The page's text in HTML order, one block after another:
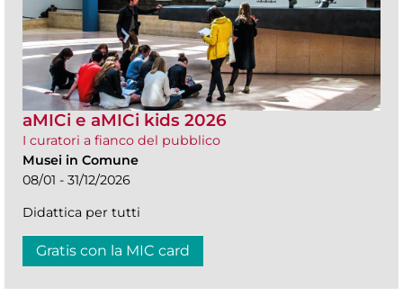
aMICi e aMICi kids 2026
I curatori a fianco del pubblico
Musei in Comune
08/01 - 31/12/2026
Didattica per tutti
Gratis con la MIC card